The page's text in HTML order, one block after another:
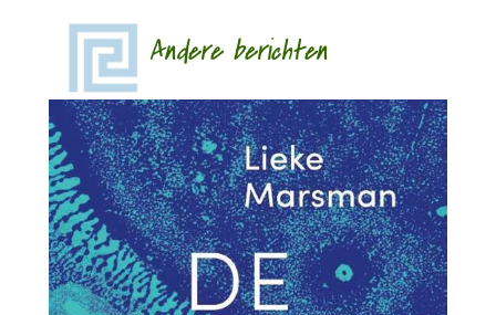
Andere berichten